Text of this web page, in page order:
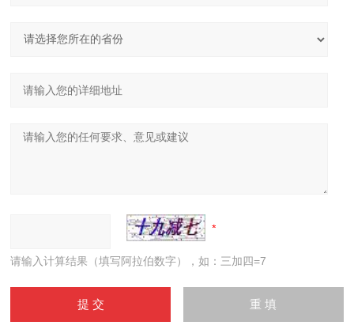
请输入计算结果（填写阿拉伯数字），如：三加四=7